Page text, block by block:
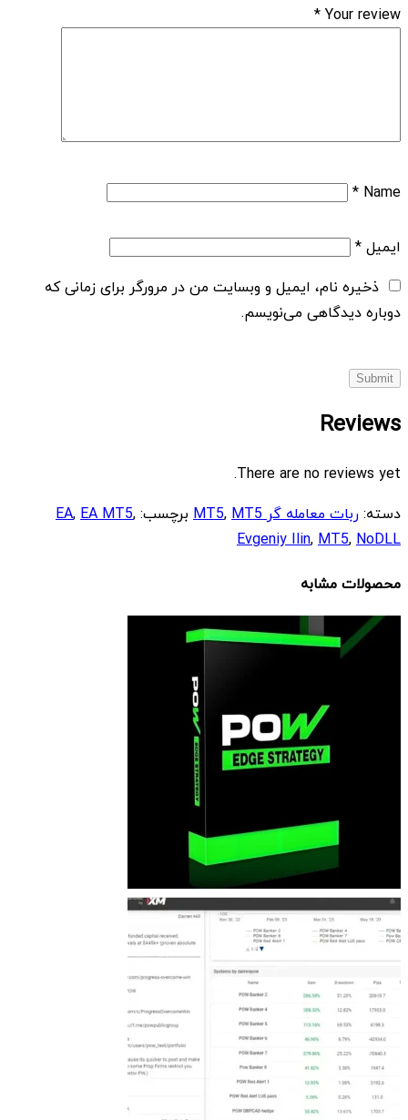
Your review
*
Name
*
ایمیل*
ذخیره نام، ایمیل و وبسایت من در مرورگر برای زمانی که
دوباره دیدگاهی می‌نویسم.
Reviews
There are no reviews yet.
دسته:ربات معامله گر MT5 ,MT5 برچسب: EA,EA MT5,
Evgeniy Ilin,MT5,NoDLL
محصولات مشابه